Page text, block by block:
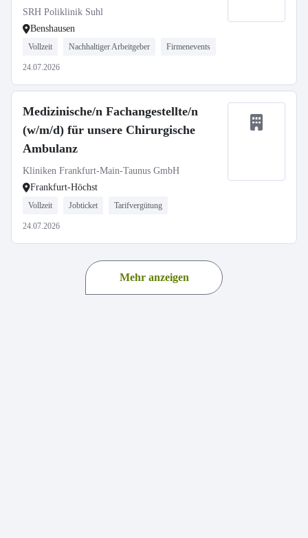
SRH Poliklinik Suhl
Benshausen
Vollzeit Nachhaltiger Arbeitgeber Firmenevents
24.07.2026
Medizinische/n Fachangestellte/n
(w/m/d) für unsere Chirurgische
Ambulanz
Kliniken Frankfurt-Main-Taunus GmbH
Frankfurt-Höchst
Vollzeit Jobticket Tarifvergütung
24.07.2026
Mehr anzeigen